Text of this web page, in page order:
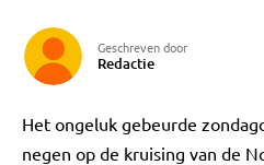
Geschreven door
Redactie
Het ongeluk gebeurde
negen op de kruising van de